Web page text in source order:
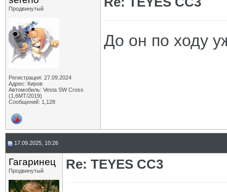
Продвинутый
Регистрация: 27.09.2024
Адрес: Киров
Автомобиль: Vesta SW Cross
(1,6МТ/2019)
Сообщений: 1,128
До он по ходу
17.09.2025, 10:26
Гагаринец
Продвинутый Re: TEYES CC3